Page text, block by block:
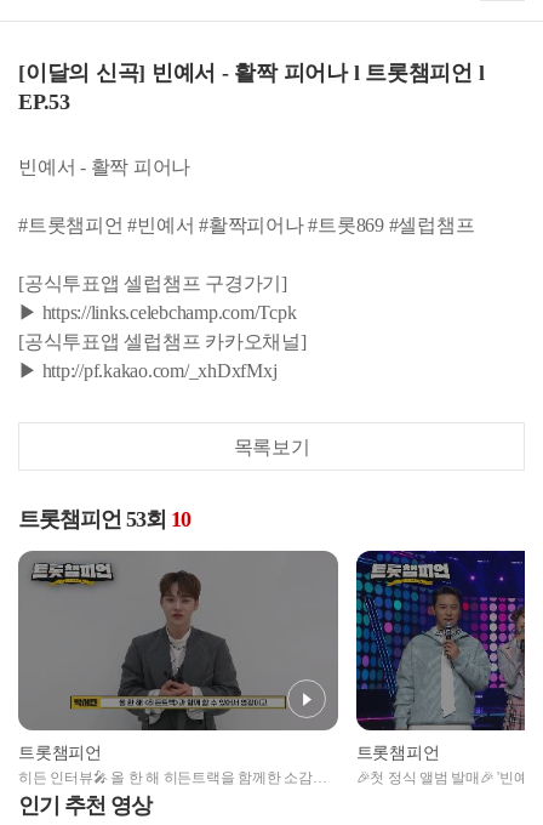
[이달의 신곡] 빈예서 - 활짝 피어나 l 트롯챔피언 l
EP.53
빈예서 - 활짝 피어나
#트롯챔피언 #빈예서 #활짝피어나 #트롯869 #셀럽챔프
[공식투표앱 셀럽챔프 구경가기]
▶ https://links.celebchamp.com/Tcpk
[공식투표앱 셀럽챔프 카카오채널]
▶ http://pf.kakao.com/_xhDxfMxj
목록보기
트롯챔피언 53회 10
트롯챔피언
히든 인터뷰🎤 올 한 해 히든트랙을 함께한 소감과
✨ 요즘 가장 많이 듣는 '숨은 명곡'은? l 트롯챔피언 l
EP.53
트롯챔피언
🎉첫 정식 앨범 발매🎉 '빈예
인기 추천 영상